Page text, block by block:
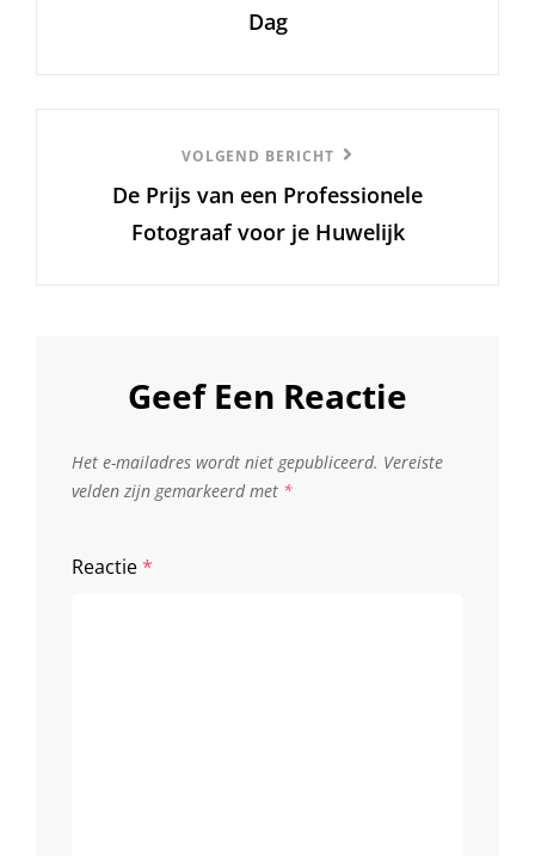
Dag
Bericht
VOLGEND BERICHT
De Prijs van een Professionele
Fotograaf voor je Huwelijk
Geef Een Reactie
Het e-mailadres wordt niet gepubliceerd. Vereiste
velden zijn gemarkeerd met *
Reactie*